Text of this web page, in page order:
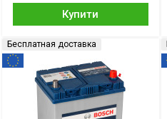
Купити
Бесплатная доставка